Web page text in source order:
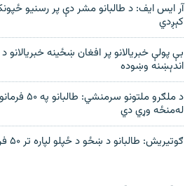
آر ایس ایف: د طالبانو مشر دې پر رسنيو
کېږدي
بې پولې خبریالانو پر افغان ښځینه خبریالانو
اندېښنه وښوده
د ملګرو
له‌منځه وړي دي
ګوتیریش: طالبانو د ښځو د ځپلو لپاره تر ۵۰ فرمانونه ورکړي